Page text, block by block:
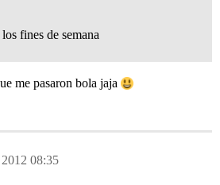
fines de semana
me pasaron bola jaja
08:35